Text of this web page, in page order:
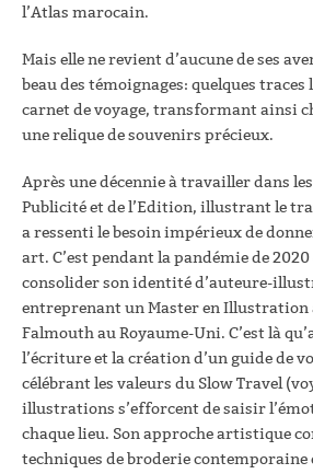
l’Atlas marocain.
Mais elle ne revient d’aucune de ses
beau des témoignages: quelques traces
carnet de voyage, transformant ainsi
une relique de souvenirs précieux.
Après une décennie à travailler dans
Publicité et de l’Edition, illustrant le
a ressenti le besoin impérieux de
art. C’est pendant la pandémie de 2020
consolider son identité d’auteure-
entreprenant un Master en Illustration
Falmouth au Royaume-Uni. C’est là
l’écriture et la création d’un guide de
célébrant les valeurs du Slow Travel
illustrations s’efforcent de saisir
chaque lieu. Son approche artistique
techniques de broderie contemporaine